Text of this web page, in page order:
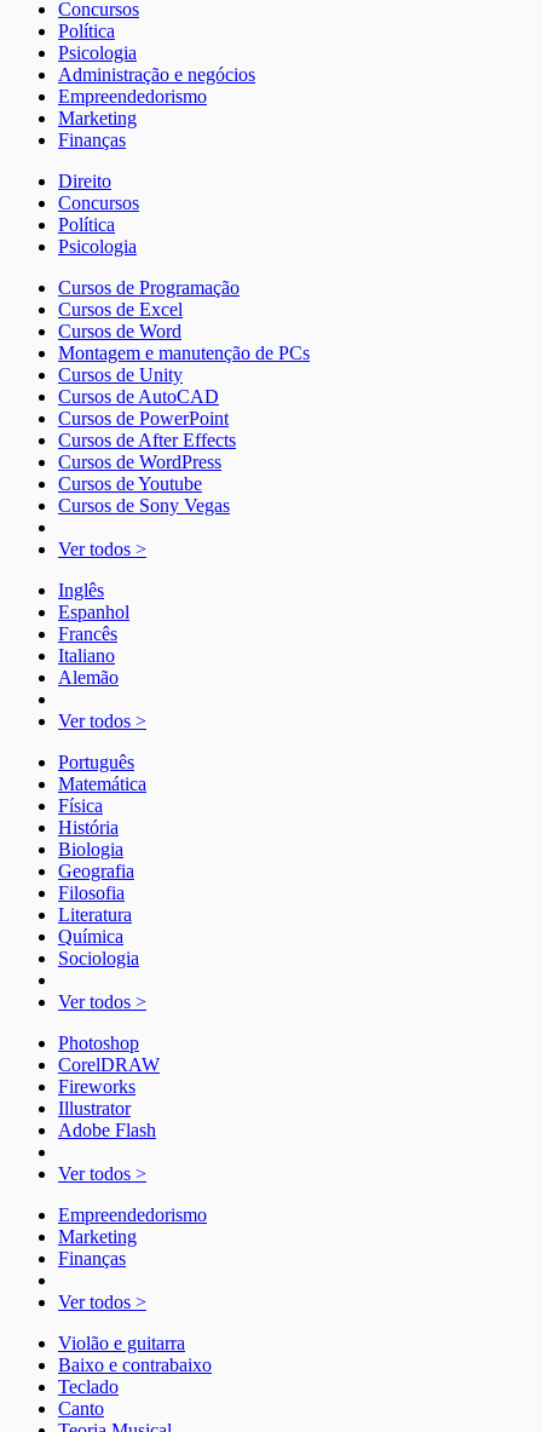
Concursos
Política
Psicologia
Administração e negócios
Empreendedorismo
Marketing
Finanças
Direito
Concursos
Política
Psicologia
Cursos de Programação
Cursos de Excel
Cursos de Word
Montagem e manutenção de PCs
Cursos de Unity
Cursos de AutoCAD
Cursos de PowerPoint
Cursos de After Effects
Cursos de WordPress
Cursos de Youtube
Cursos de Sony Vegas
Ver todos >
Inglês
Espanhol
Francês
Italiano
Alemão
Ver todos >
Português
Matemática
Física
História
Biologia
Geografia
Filosofia
Literatura
Química
Sociologia
Ver todos >
Photoshop
CorelDRAW
Fireworks
Illustrator
Adobe Flash
Ver todos >
Empreendedorismo
Marketing
Finanças
Ver todos >
Violão e guitarra
Baixo e contrabaixo
Teclado
Canto